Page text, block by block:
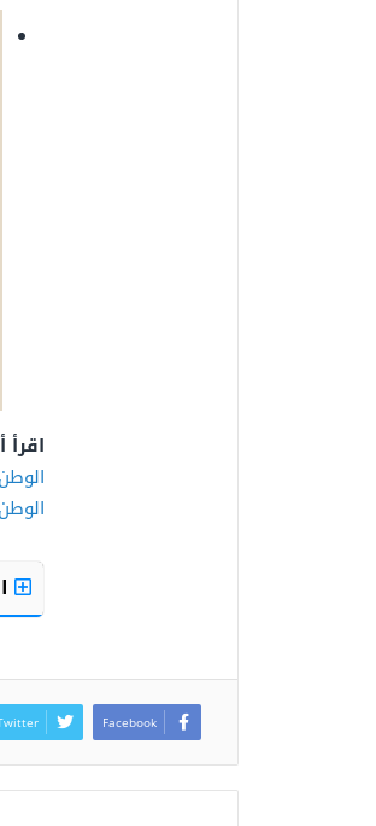
اقرأ
الوطن
Facebook